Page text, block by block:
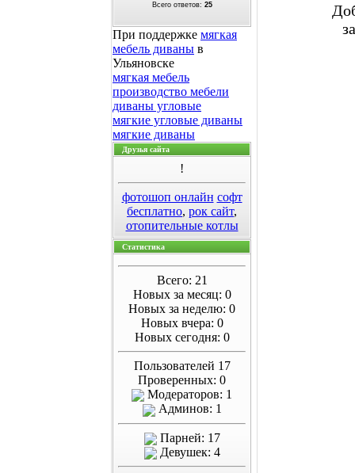
Всего ответов: 25
При поддержке мягкая
мебель диваны в
Ульяновске
мягкая мебель
производство мебели
диваны угловые
мягкие угловые диваны
мягкие диваны
Друзья сайта
!
фотошоп онлайн софт
бесплатно, рок сайт,
отопительные котлы
Статистика
Всего: 21
Новых за месяц: 0
Новых за неделю: 0
Новых вчера: 0
Новых сегодня: 0
Пользователей 17
Проверенных: 0
Модераторов: 1
Админов: 1
Парней: 17
Девушек: 4